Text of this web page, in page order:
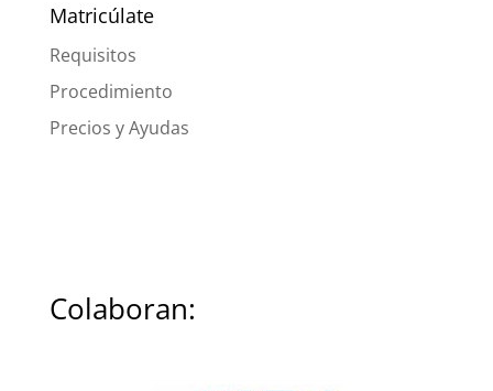
Matricúlate
Requisitos
Procedimiento
Precios y Ayudas
Colaboran: